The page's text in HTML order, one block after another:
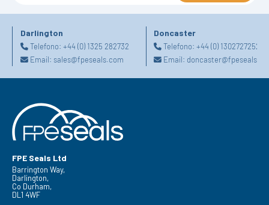
Darlington
Telefono: +44 (0) 1325 282732
Email: sales@fpeseals.com
Doncaster
Telefono:+44 (0) 1302727252
Email:
FPE Seals Ltd
Barrington Way,
Darlington,
Co Durham,
DL1 4WF